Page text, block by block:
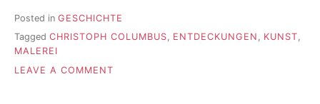
Posted in GESCHICHTE
Tagged CHRISTOPH COLUMBUS, ENTDECKUNGEN , KUNST,
MALEREI
LEAVE A COMMENT